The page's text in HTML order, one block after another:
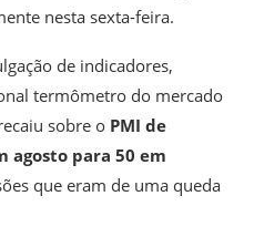
nesta sexta-feira.
de indicadores,
termômetro do mercado
sobre o PMI de
agosto para 50 em
que eram de uma queda